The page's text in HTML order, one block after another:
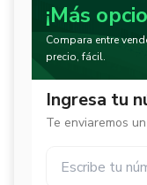
¡Más
Compara entre
precio, fácil.
Ingresa tu
Te enviaremos